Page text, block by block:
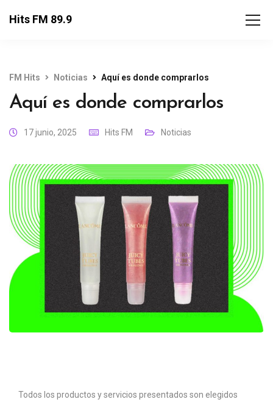
Hits FM 89.9
FM Hits Noticias Aquí es donde comprarlos
Aquí es donde comprarlos
17 junio, 2025 Hits FM Noticias
Todos los productos y servicios presentados son elegidos